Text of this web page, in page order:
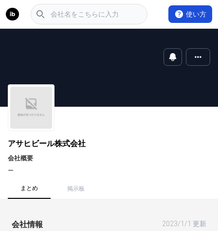
使い方
アサヒビール株式会社
会社概要
ー
まとめ 掲示板
会社情報 2023/1/1 更新